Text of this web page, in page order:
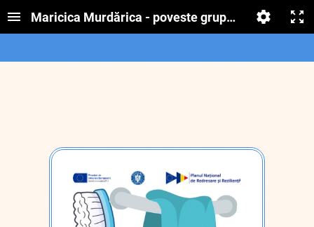
Maricica Murdărica - poveste grupa mică